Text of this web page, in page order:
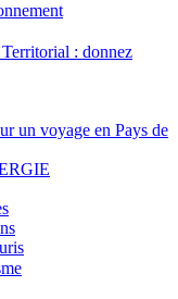
: donnez
un voyage en Pays de